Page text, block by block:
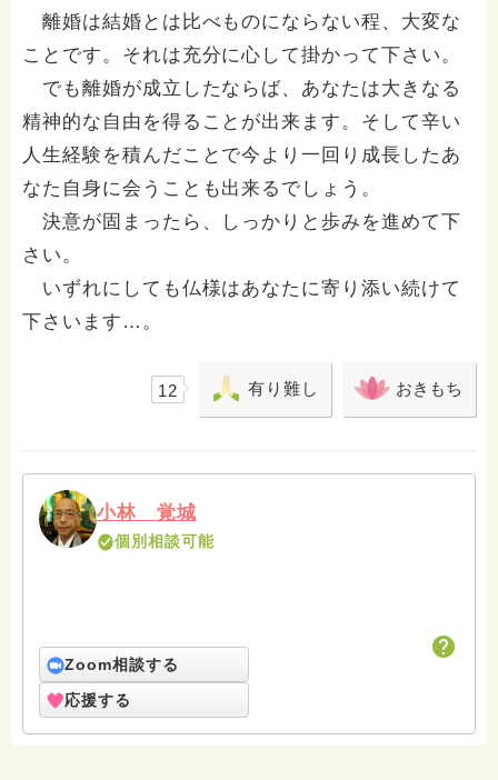
離婚は結婚とは比べものにならない程、大変な
ことです。それは充分に心して掛かって下さい。
でも離婚が成立したならば、あなたは大きなる
精神的な自由を得ることが出来ます。そして辛い
人生経験を積んだことで今より一回り成長したあ
なた自身に会うことも出来るでしょう。
決意が固まったら、しっかりと歩みを進めて下
さい。
いずれにしても仏様はあなたに寄り添い続けて
下さいます…。
12 有り難し おきもち
小林 覚城
個別相談可能
Zoom相談する
応援する